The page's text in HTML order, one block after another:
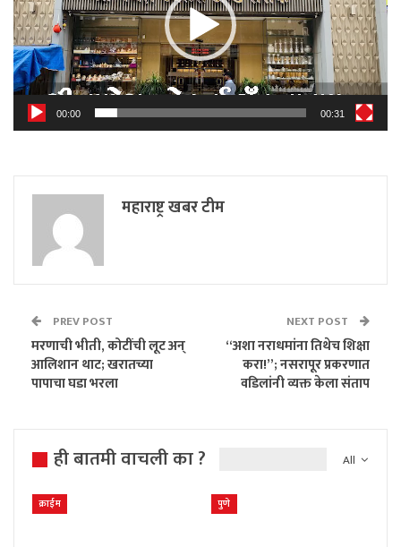
00:00 00:31
महाराष्ट्र खबर टीम
PREV POST
मरणाची भीती, कोटींची लूट अन्
आलिशान थाट; खरातच्या
पापाचा घडा भरला
NEXT POST
“अशा नराधमांना तिथेच शिक्षा
करा!”; नसरापूर प्रकरणात
वडिलांनी व्यक्त केला संताप
All
ही बातमी वाचली का ?
क्राईम पुणे